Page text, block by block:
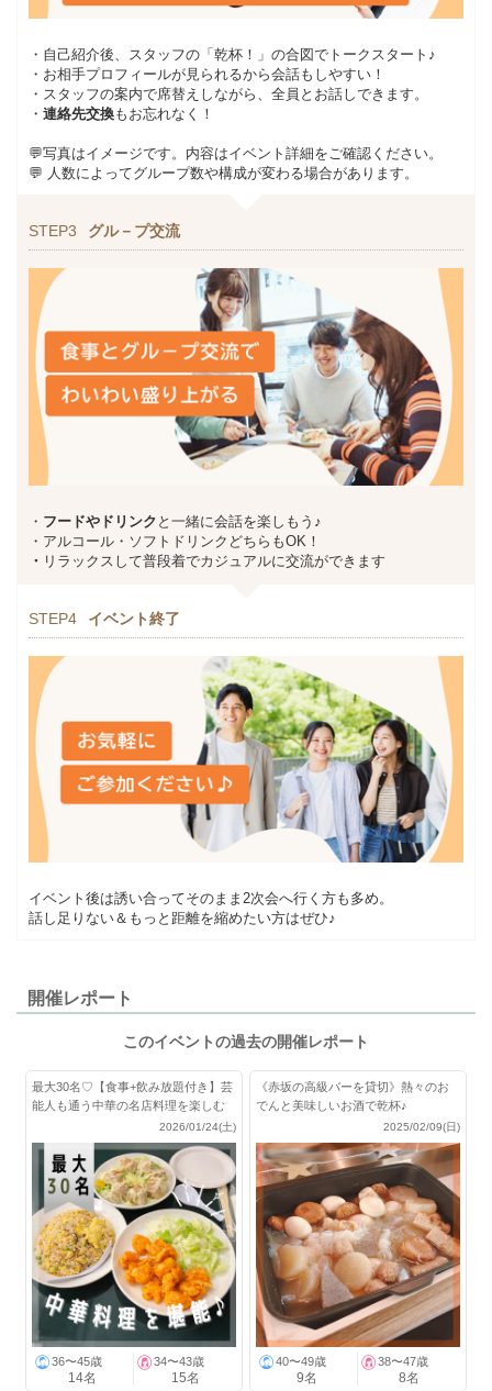
・自己紹介後、スタッフの「乾杯！」の合図でトークスタート♪
・お相手プロフィールが見られるから会話もしやすい！
・スタッフの案内で席替えしながら、全員とお話しできます。
・ 連絡先交換もお忘れなく！
💬写真はイメージです。内容はイベント詳細をご確認ください。
💬 人数によってグループ数や構成が変わる場合があります。
STEP3 グル－プ交流
・ フードやドリンク と一緒に会話を楽しもう♪
・アルコール・ソフトドリンクどちらもOK！
・ リラックスして普段着でカジュアルに交流ができます
STEP4 イベント終了
イベント後は誘い合ってそのまま2次会へ行く方も多め。
話し足りない＆もっと距離を縮めたい方はぜひ♪
開催レポート
このイベントの過去の開催レポート
最大30名♡【食事+飲み放題付き】芸
能人も通う中華の名店料理を楽しむ
2026/01/24(土)
36〜45歳
14名
34〜43歳
15名
《赤坂の高級バーを貸切》熱々のお
でんと美味しいお酒で乾杯♪
2025/02/09(日)
40〜49歳
9名
38〜47歳
8名